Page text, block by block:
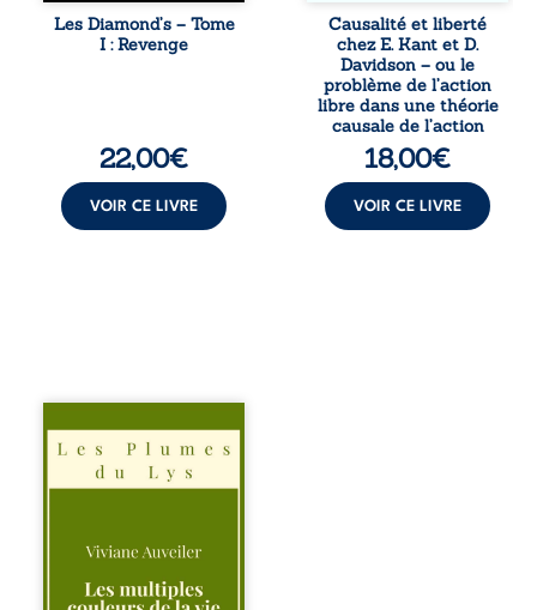
croise sa route.
Chef d’une famille
de Nomads, Juan
Les Diamond’s – Tome
I : Revenge
22,00€
VOIR CE LIVRE
responsabilité. De
la volonté
kantienne au
monisme anomal
de Davidson, il
interroge la
manière dont les
intentions et les
croyances
peuvent ...
Causalité et liberté
chez E. Kant et D.
Davidson – ou le
problème de l’action
libre dans une théorie
causale de l’action
18,00€
VOIR CE LIVRE
Trois récits, trois
existences saisies
à l’instant où tout
bascule. Une
l’apaisement, un
recouvre